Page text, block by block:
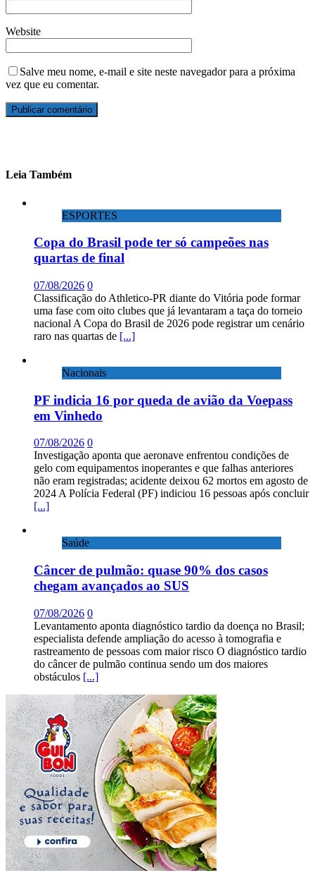
Website
Salve meu nome, e-mail e site neste navegador para a próxima
vez que eu comentar.
Leia Também
ESPORTES
Copa do Brasil pode ter só campeões nas
quartas de final
07/08/2026 0
Classificação do Athletico-PR diante do Vitória pode formar
uma fase com oito clubes que já levantaram a taça do torneio
nacional A Copa do Brasil de 2026 pode registrar um cenário
raro nas quartas de [...]
Nacionais
PF indicia 16 por queda de avião da Voepass
em Vinhedo
07/08/2026 0
Investigação aponta que aeronave enfrentou condições de
gelo com equipamentos inoperantes e que falhas anteriores
não eram registradas; acidente deixou 62 mortos em agosto de
2024 A Polícia Federal (PF) indiciou 16 pessoas após concluir
[...]
Saúde
Câncer de pulmão: quase 90% dos casos
chegam avançados ao SUS
07/08/2026 0
Levantamento aponta diagnóstico tardio da doença no Brasil;
especialista defende ampliação do acesso à tomografia e
rastreamento de pessoas com maior risco O diagnóstico tardio
do câncer de pulmão continua sendo um dos maiores
obstáculos [...]